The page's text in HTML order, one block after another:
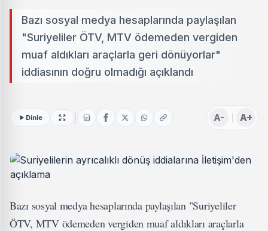
Bazı sosyal medya hesaplarında paylaşılan
"Suriyeliler ÖTV, MTV ödemeden vergiden
muaf aldıkları araçlarla geri dönüyorlar"
iddiasının doğru olmadığı açıklandı
Dinle A- A+
Bazı sosyal medya hesaplarında paylaşılan "Suriyeliler
ÖTV, MTV ödemeden vergiden muaf aldıkları araçlarla